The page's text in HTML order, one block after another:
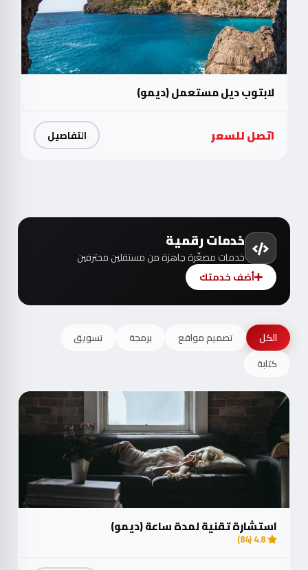
لابتوب ديل مستعمل (ديمو)
اتصل للسعر التفاصيل
خدمات رقمية
خدمات مصغّرة جاهزة من مستقلين محترفين
أضف خدمتك
الكل تصميم مواقع برمجة
تسويق
كتابة
استشارة تقنية لمدة ساعة (ديمو)
4.8 (84)